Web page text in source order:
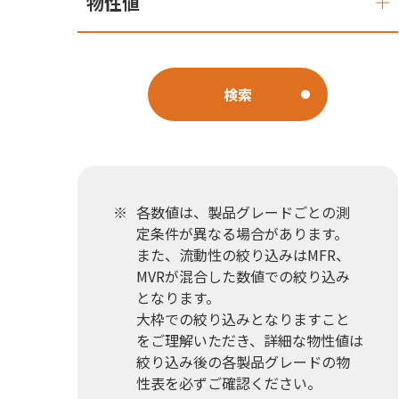
検索
各数値は、製品グレードごとの測
定条件が異なる場合があります。
また、流動性の絞り込みはMFR、
MVRが混合した数値での絞り込み
となります。
大枠での絞り込みとなりますこと
をご理解いただき、詳細な物性値は
絞り込み後の各製品グレードの物
性表を必ずご確認ください。